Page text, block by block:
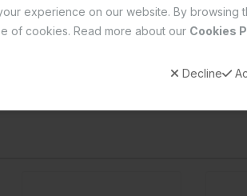
experience on our website. By browsing
of cookies. Read more about our Cookies
Decline